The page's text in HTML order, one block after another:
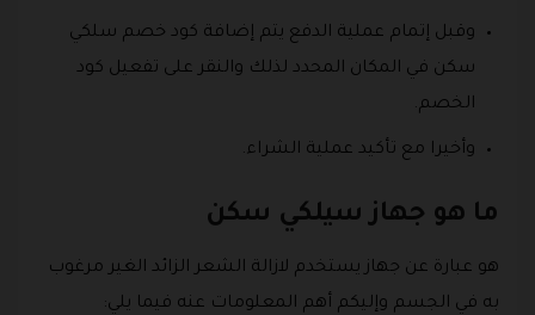
وقبل إتمام عملية الدفع يتم إضافة كود خصم سلكي
سكن في المكان المحدد لذلك والنقر على تفعيل كود
الخصم.
وأخيرا مع تأكيد عملية الشراء.
ما هو جهاز سيلكي سكن
هو عبارة عن جهاز يستخدم لازالة الشعر الزائد الغير مرغوب
به في الجسم وإليكم أهم المعلومات عنه فيما يلي: